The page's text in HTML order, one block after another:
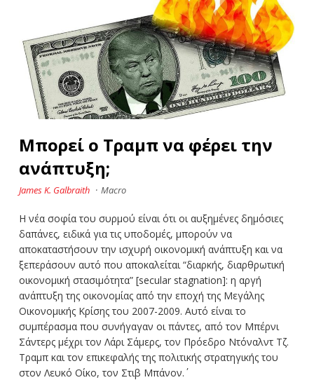
Μπορεί ο Τραμπ να φέρει την
ανάπτυξη;
James K. Galbraith · Macro
Η νέα σοφία του συρμού είναι ότι οι αυξημένες δημόσιες
δαπάνες, ειδικά για τις υποδομές, μπορούν να
αποκαταστήσουν την ισχυρή οικονομική ανάπτυξη και να
ξεπεράσουν αυτό που αποκαλείται “διαρκής, διαρθρωτική
οικονομική στασιμότητα” [secular stagnation]: η αργή
ανάπτυξη της οικονομίας από την εποχή της Μεγάλης
Οικονομικής Κρίσης του 2007-2009. Αυτό είναι το
συμπέρασμα που συνήγαγαν οι πάντες, από τον Μπέρνι
Σάντερς μέχρι τον Λάρι Σάμερς, τον Πρόεδρο Ντόναλντ Τζ.
Τραμπ και τον επικεφαλής της πολιτικής στρατηγικής του
στον Λευκό Οίκο, τον Στιβ Μπάνον.΄